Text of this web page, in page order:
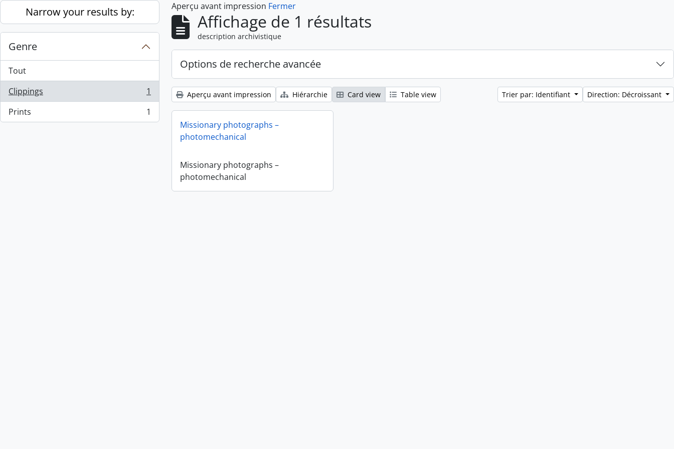
Skip to main content
Narrow your results by:
Genre
Tout
Clippings
, 1 résultats
1
Prints
, 1 résultats 1
Aperçu avant impression Fermer
Affichage de 1 résultats
description archivistique
Options de recherche avancée
Aperçu avant impression Hiérarchie Card view Table view Trier par: Identifiant Direction: Décroissant
Missionary photographs –
photomechanical
Missionary photographs –
photomechanical